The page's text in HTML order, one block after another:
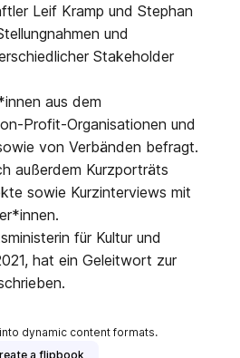
Leif Kramp und Stephan
und
Stakeholder
aus dem
Profit-Organisationen und
von Verbänden befragt.
außerdem Kurzporträts
sowie Kurzinterviews mit
für Kultur und
hat ein Geleitwort zur
dynamic content formats.
a flipbook